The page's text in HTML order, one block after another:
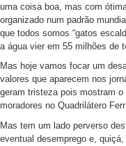
uma coisa boa, mas com
organizado num padrão
que todos somos “gatos
a água vier em 55 milhões de
Mas hoje vamos focar um
valores que aparecem nos
geram tristeza pois mostram
moradores no Quadrilátero
Mas tem um lado perverso
eventual desemprego e,